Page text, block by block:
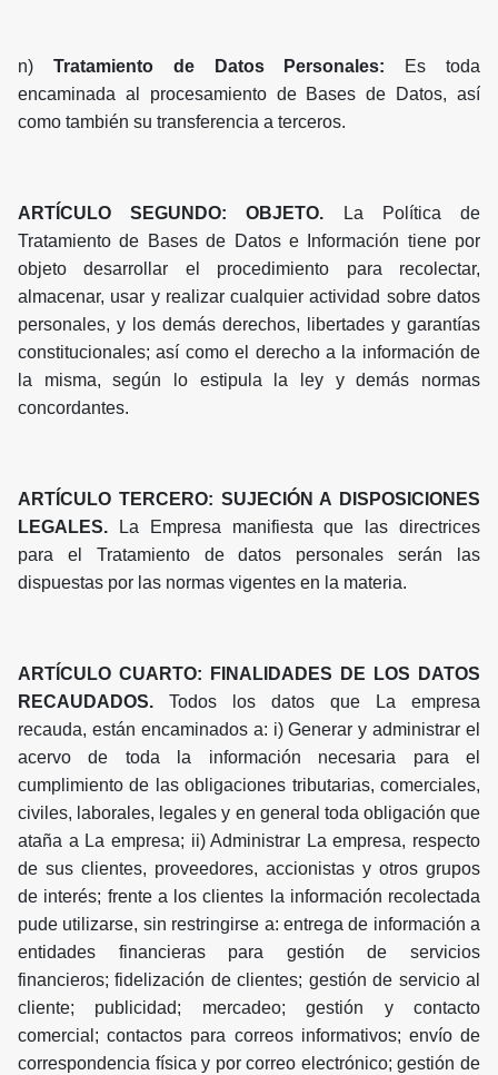
n) Tratamiento de Datos Personales:
Es toda
encaminada al procesamiento de Bases de Datos, así
como también su transferencia a terceros.
ARTÍCULO SEGUNDO: OBJETO.
La Política de
Tratamiento de Bases de Datos e Información tiene por
objeto desarrollar el procedimiento para recolectar,
almacenar, usar y realizar cualquier actividad sobre datos
personales, y los demás derechos, libertades y garantías
constitucionales; así como el derecho a la información de
la misma, según lo estipula la ley y demás normas
concordantes.
ARTÍCULO TERCERO: SUJECIÓN A DISPOSICIONES
LEGALES.
La Empresa manifiesta que las directrices
para el Tratamiento de datos personales serán las
dispuestas por las normas vigentes en la materia.
ARTÍCULO CUARTO: FINALIDADES DE LOS DATOS
RECAUDADOS. Todos los datos que La empresa
recauda, están encaminados a: i) Generar y administrar el
acervo de toda la información necesaria para el
cumplimiento de las obligaciones tributarias, comerciales,
civiles, laborales, legales y en general toda obligación que
ataña a La empresa; ii) Administrar La empresa, respecto
de sus clientes, proveedores, accionistas y otros grupos
de interés; frente a los clientes la información recolectada
pude utilizarse, sin restringirse a: entrega de información a
entidades financieras para gestión de servicios
financieros; fidelización de clientes; gestión de servicio al
cliente; publicidad; mercadeo; gestión y contacto
comercial; contactos para correos informativos; envío de
correspondencia física y por correo electrónico; gestión de